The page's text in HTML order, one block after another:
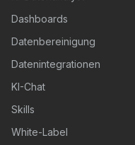
Dashboards
Datenbereinigung
Datenintegrationen
KI-Chat
Skills
White-Label